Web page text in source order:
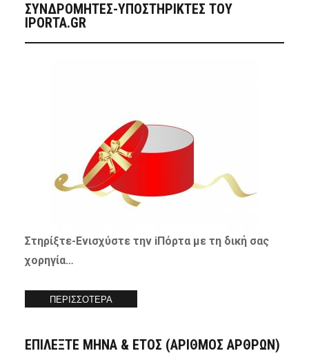
ΣΥΝΔΡΟΜΗΤΈΣ-ΥΠΟΣΤΗΡΙΚΤΈΣ ΤΟΥ
IPORTA.GR
Στηρίξτε- Ενισχύστετην iΠόρτα με τη δική σας
χορηγία…
ΠΕΡΙΣΣΟΤΕΡΑ
ΕΠΙΛΕΞΤΕ ΜΗΝΑ & ΕΤΟΣ (ΑΡΙΘΜΟΣ ΑΡΘΡΩΝ)